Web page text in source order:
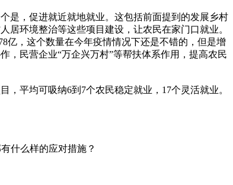
是，促进就近就地就业。这包括前面提到的发展乡村
环境整治等这些项目建设，让农民在家门口就业。
亿，这个数量在今年疫情情况下还是不错的，但是增
，民营企业“万企兴万村”等帮扶体系作用，提高农民
平均可吸纳6到7个农民稳定就业，17个灵活就业。
什么样的应对措施？